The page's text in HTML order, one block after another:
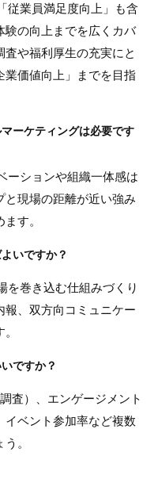
従業員満足度向上」も含
験の向上までを広くカバ
や福利厚生の充実にと
業価値向上」までを目指
ーケティングは必要です
ーションや組織一体感は
現場の距離が近い強み
す。
いですか？
を巻き込む仕組みづくり
報、双方向コミュニケー
ですか？
査）、エンゲージメント
イベント参加率など複数
。